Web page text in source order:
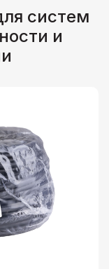
систем
и